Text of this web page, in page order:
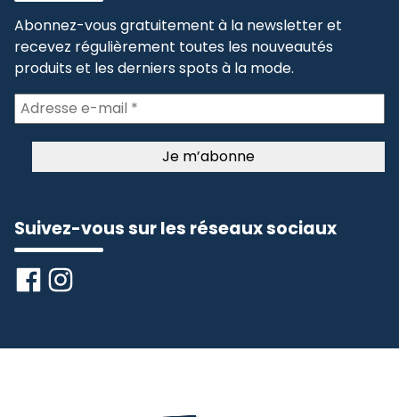
Abonnez-vous gratuitement à la newsletter et
recevez régulièrement toutes les nouveautés
produits et les derniers spots à la mode.
Suivez-vous sur les réseaux sociaux